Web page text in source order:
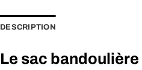
DESCRIPTION
Le sac